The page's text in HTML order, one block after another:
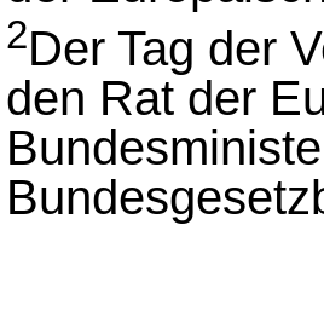
2Der Tag der
den Rat der